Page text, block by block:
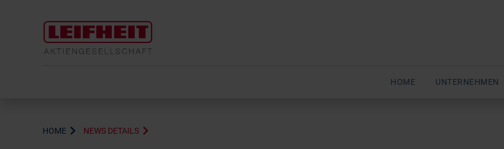
HOME UNTERNEHMEN
HOME NEWS DETAILS